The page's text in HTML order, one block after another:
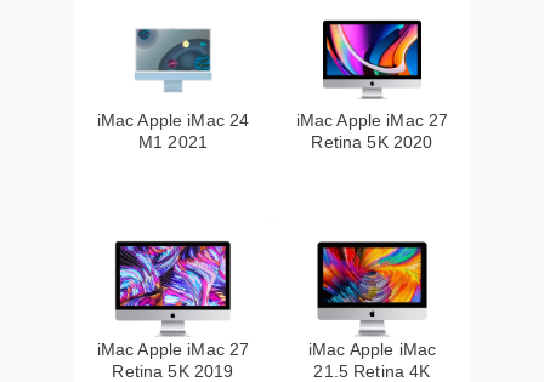
iMac Apple iMac 24
M1 2021
iMac Apple iMac 27
Retina 5K 2020
iMac Apple iMac 27
Retina 5K 2019
iMac Apple iMac
21.5 Retina 4K